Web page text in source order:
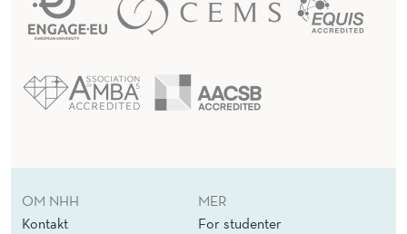
OM NHH
Kontakt
MER
For studenter